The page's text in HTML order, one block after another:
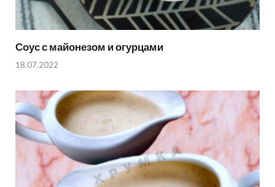
Соус с майонезом и огурцами
18.07.2022